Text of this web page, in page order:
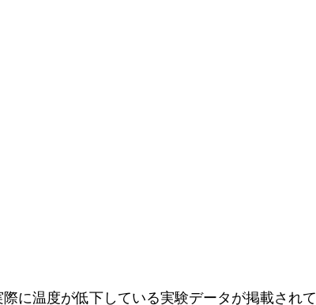
に温度が低下している実験データが掲載されて